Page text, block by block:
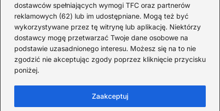
dostawców spełniających wymogi TFC oraz partnerów
reklamowych (62) lub im udostępniane. Mogą też być
wykorzystywane przez tę witrynę lub aplikację. Niektórzy
dostawcy mogę przetwarzać Twoje dane osobowe na
podstawie uzasadnionego interesu. Możesz się na to nie
zgodzić nie akceptując zgody poprzez kliknięcie przycisku
poniżej.
Zaakceptuj
Mało znane ciekawostki o
Wisławie Szymborskiej
2026-07-16
Zaskakujące ciekawostki o
2026-07-15